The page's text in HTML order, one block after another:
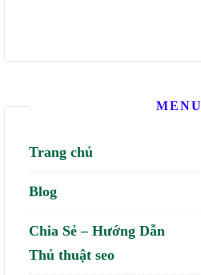
MENU
Trang chủ
Blog
Chia Sẻ – Hướng Dẫn
Thủ thuật seo